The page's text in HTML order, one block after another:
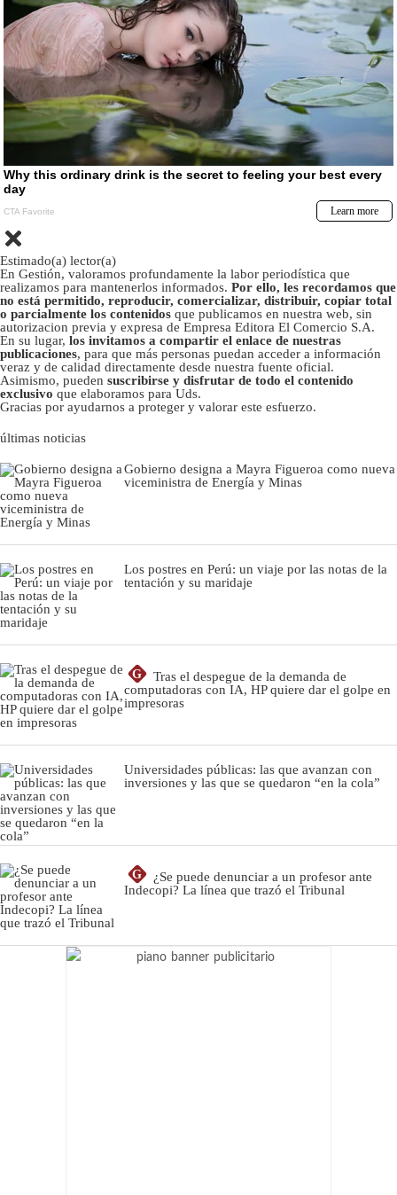
Estimado(a) lector(a)
En Gestión, valoramos profundamente la labor periodística que
realizamos para mantenerlos informados. Por ello, les recordamos que
no está permitido, reproducir, comercializar, distribuir, copiar total
o parcialmente los contenidos que publicamos en nuestra web, sin
autorizacion previa y expresa de Empresa Editora El Comercio S.A.
En su lugar, los invitamos a compartir el enlace de nuestras
publicaciones, para que más personas puedan acceder a información
veraz y de calidad directamente desde nuestra fuente oficial.
Asimismo, pueden suscribirse y disfrutar de todo el contenido
exclusivo que elaboramos para Uds.
Gracias por ayudarnos a proteger y valorar este esfuerzo.
últimas noticias
Gobierno designa a Mayra Figueroa como nueva
viceministra de Energía y Minas
Los postres en Perú: un viaje por las notas de la
tentación y su maridaje
G
Tras el despegue de la demanda de
computadoras con IA, HP quiere dar el golpe en
impresoras
Universidades públicas: las que avanzan con
inversiones y las que se quedaron “en la cola”
G
¿Se puede denunciar a un profesor ante
Indecopi? La línea que trazó el Tribunal